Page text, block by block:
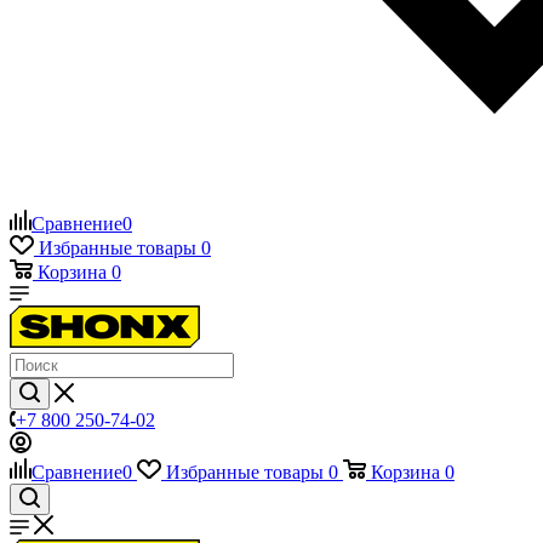
Сравнение0
Избранные товары 0
Корзина 0
+7 800 250-74-02
Сравнение0 Избранные товары 0 Корзина 0